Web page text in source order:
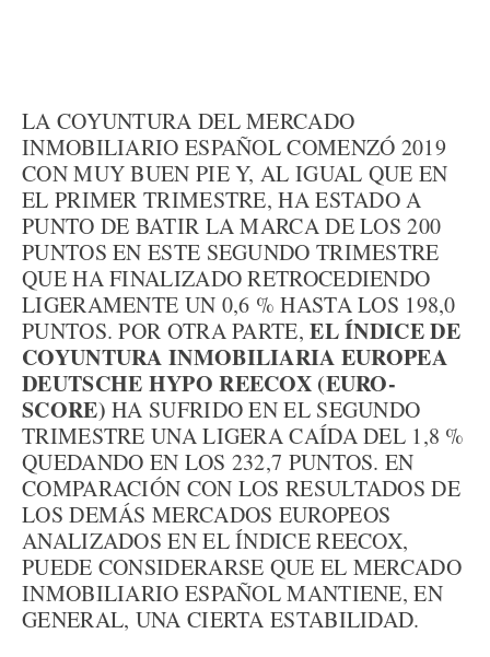
LA COYUNTURA DEL MERCADO
INMOBILIARIO ESPAÑOL COMENZÓ 2019
CON MUY BUEN PIE Y, AL IGUAL QUE EN
EL PRIMER TRIMESTRE, HA ESTADO A
PUNTO DE BATIR LA MARCA DE LOS 200
PUNTOS EN ESTE SEGUNDO TRIMESTRE
QUE HA FINALIZADO RETROCEDIENDO
LIGERAMENTE UN 0,6 % HASTA LOS 198,0
PUNTOS. POR OTRA PARTE,EL ÍNDICE DE
COYUNTURA INMOBILIARIA EUROPEA
DEUTSCHE HYPO REECOX (EURO-
SCORE) HA SUFRIDO EN EL SEGUNDO
TRIMESTRE UNA LIGERA CAÍDA DEL 1,8 %
QUEDANDO EN LOS 232,7 PUNTOS. EN
COMPARACIÓN CON LOS RESULTADOS DE
LOS DEMÁS MERCADOS EUROPEOS
ANALIZADOS EN EL ÍNDICE REECOX,
PUEDE CONSIDERARSE QUE EL MERCADO
INMOBILIARIO ESPAÑOL MANTIENE, EN
GENERAL, UNA CIERTA ESTABILIDAD.